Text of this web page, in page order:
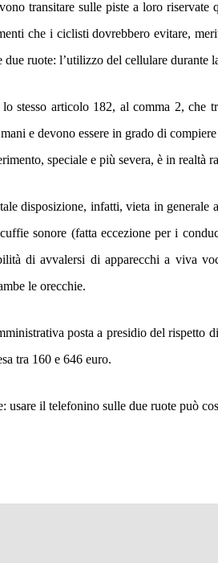
transitare sulle piste a loro
che i ciclisti dovrebbero evitare,
due ruote: l’utilizzo del cellulare durante
stesso articolo 182, al comma 2, che
e devono essere in grado di
speciale e più severa, è in realtà
disposizione, infatti, vieta in generale
sonore (fatta eccezione per i
di avvalersi di apparecchi a viva
le orecchie.
posta a presidio del rispetto
tra 160 e 646 euro.
usare il telefonino sulle due ruote può